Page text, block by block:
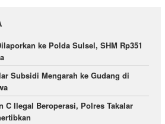
ke Polda Sulsel, SHM Rp351
Subsidi Mengarah ke Gudang di
C Ilegal Beroperasi, Polres Takalar